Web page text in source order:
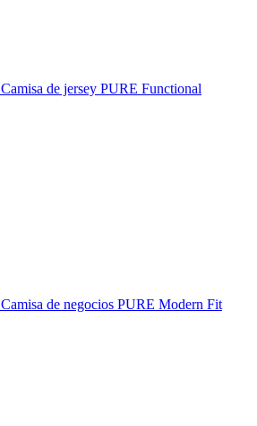
Camisa de jersey PURE Functional
Camisa de negocios PURE Modern Fit